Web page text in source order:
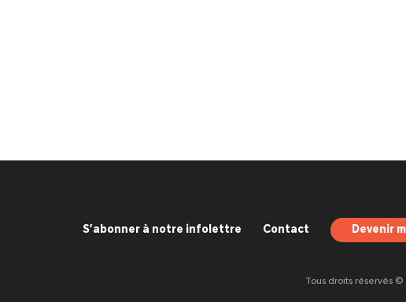
S’abonner à notre infolettre Contact Devenir
Tous droits réservés